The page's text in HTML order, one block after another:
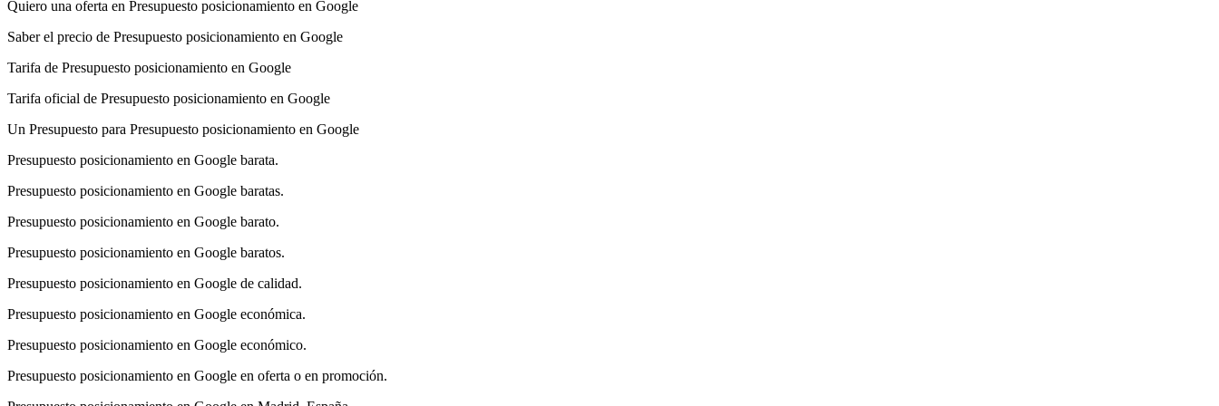
Quiero una oferta en Presupuesto posicionamiento en Google
Saber el precio de Presupuesto posicionamiento en Google
Tarifa de Presupuesto posicionamiento en Google
Tarifa oficial de Presupuesto posicionamiento en Google
Un Presupuesto para Presupuesto posicionamiento en Google
Presupuesto posicionamiento en Google barata.
Presupuesto posicionamiento en Google baratas.
Presupuesto posicionamiento en Google barato.
Presupuesto posicionamiento en Google baratos.
Presupuesto posicionamiento en Google de calidad.
Presupuesto posicionamiento en Google económica.
Presupuesto posicionamiento en Google económico.
Presupuesto posicionamiento en Google en oferta o en promoción.